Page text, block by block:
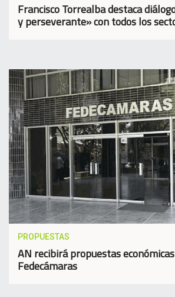
Francisco Torrealba destaca
y perseverante» con todos los
PROPUESTAS
AN recibirá propuestas
Fedecámaras